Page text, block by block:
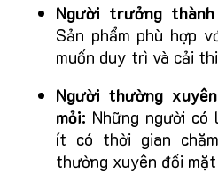
Người trưởng
Sản phẩm phù hợp
muốn duy trì và cải
Người thường
mỏi: Những người
ít có thời gian
thường xuyên đối